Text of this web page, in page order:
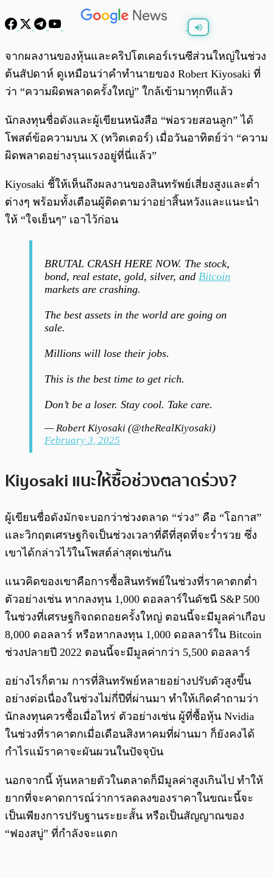
0:00 0:00
จากผลงานของหุ้นและคริปโตเคอร์เรนซีส่วนใหญ่ในช่วง
ต้นสัปดาห์ ดูเหมือนว่าคำทำนายของ Robert Kiyosaki ที่
ว่า “ความผิดพลาดครั้งใหญ่” ใกล้เข้ามาทุกทีแล้ว
นักลงทุนชื่อดังและผู้เขียนหนังสือ “พ่อรวยสอนลูก” ได้
โพสต์ข้อความบน X (ทวิตเตอร์) เมื่อวันอาทิตย์ว่า “ความ
ผิดพลาดอย่างรุนแรงอยู่ที่นี่แล้ว”
Kiyosaki ชี้ให้เห็นถึงผลงานของสินทรัพย์เสี่ยงสูงและต่ำ
ต่างๆ พร้อมทั้งเตือนผู้ติดตามว่าอย่าสิ้นหวังและแนะนำ
ให้ “ใจเย็นๆ” เอาไว้ก่อน
BRUTAL CRASH HERE NOW. The stock,
bond, real estate, gold, silver, and Bitcoin
markets are crashing.
The best assets in the world are going on
sale.
Millions will lose their jobs.
This is the best time to get rich.
Don’t be a loser. Stay cool. Take care.
— Robert Kiyosaki (@theRealKiyosaki)
February 3, 2025
Kiyosaki แนะให้ซื้อช่วงตลาดร่วง?
ผู้เขียนชื่อดังมักจะบอกว่าช่วงตลาด “ร่วง” คือ “โอกาส”
และวิกฤตเศรษฐกิจเป็นช่วงเวลาที่ดีที่สุดที่จะร่ำรวย ซึ่ง
เขาได้กล่าวไว้ในโพสต์ล่าสุดเช่นกัน
แนวคิดของเขาคือการซื้อสินทรัพย์ในช่วงที่ราคาตกต่ำ
ตัวอย่างเช่น หากลงทุน 1,000 ดอลลาร์ในดัชนี S&P 500
ในช่วงที่เศรษฐกิจถดถอยครั้งใหญ่ ตอนนี้จะมีมูลค่าเกือบ
8,000 ดอลลาร์ หรือหากลงทุน 1,000 ดอลลาร์ใน Bitcoin
ช่วงปลายปี 2022 ตอนนี้จะมีมูลค่ากว่า 5,500 ดอลลาร์
อย่างไรก็ตาม การที่สินทรัพย์หลายอย่างปรับตัวสูงขึ้น
อย่างต่อเนื่องในช่วงไม่กี่ปีที่ผ่านมา ทำให้เกิดคำถามว่า
นักลงทุนควรซื้อเมื่อไหร่ ตัวอย่างเช่น ผู้ที่ซื้อหุ้น Nvidia
ในช่วงที่ราคาตกเมื่อเดือนสิงหาคมที่ผ่านมา ก็ยังคงได้
กำไรแม้ราคาจะผันผวนในปัจจุบัน
นอกจากนี้ หุ้นหลายตัวในตลาดก็มีมูลค่าสูงเกินไป ทำให้
ยากที่จะคาดการณ์ว่าการลดลงของราคาในขณะนี้จะ
เป็นเพียงการปรับฐานระยะสั้น หรือเป็นสัญญาณของ
“ฟองสบู่” ที่กำลังจะแตก